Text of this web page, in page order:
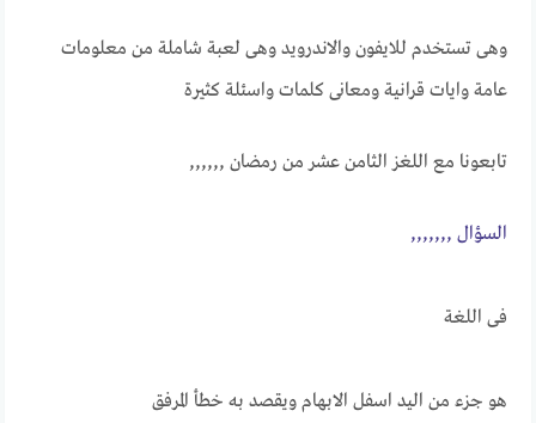
وهى تستخدم للايفون والاندرويد وهى لعبة شاملة من معلومات
عامة وايات قرانية ومعانى كلمات واسئلة كثيرة
تابعونا مع اللغز الثامن عشر من رمضان ,,,,,,
الســــؤال ,,,,,,,
فى اللغة
هو جزء من اليد اسفل الابهام ويقصد به خطأ المرفق